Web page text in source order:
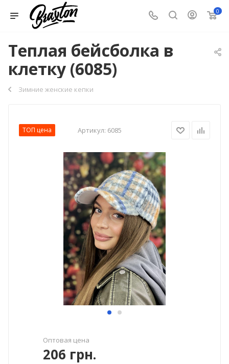
0
Теплая бейсболка в
клетку (6085)
Зимние женские кепки
ТОП цена Артикул: 6085
Оптовая цена
206 грн.